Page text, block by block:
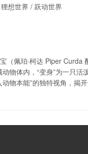
想世界 / 跃动世界
（佩珀·柯达 Piper Curda
物体内，“变身”为一只
物本能”的独特视角，揭